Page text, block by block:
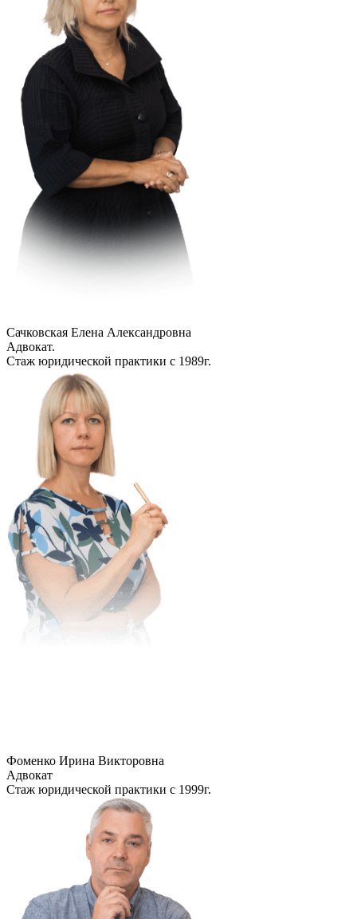
Сачковская Елена Александровна
Адвокат.
Стаж юридической практики с 1989г.
Фоменко Ирина Викторовна
Адвокат
Стаж юридической практики с 1999г.